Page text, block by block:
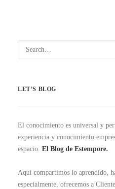
LET’S BLOG
El conocimiento es universal y
experiencia y conocimiento
espacio. El Blog de Estempore.
Aquí compartimos lo aprendido,
especialmente, ofrecemos a